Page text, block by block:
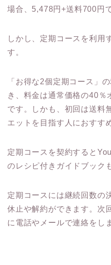
場合、5,478円+送料700円
しかし、定期コースを利用
す。
「お得な2個定期コース」
き、料金は通常価格の40％
です。しかも、初回は送料
エットを目指す人におすす
定期コースを契約すると
のレシピ付きガイドブック
定期コースには継続回数の
休止や解約ができます。次
に電話やメールで連絡をし